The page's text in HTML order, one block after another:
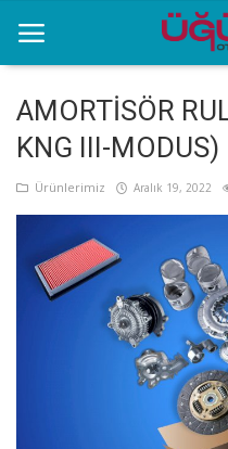
Anasayfa
Markalar
Ürünlerimiz
Sektörel Bilgiler
AMORTİSÖR
KNG III-MODUS)
Ürünlerimiz Aralık 19, 2022